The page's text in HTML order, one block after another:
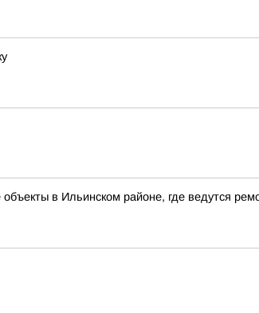
в Ильинском районе, где ведутся